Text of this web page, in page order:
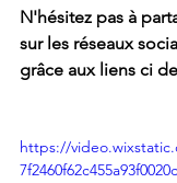
N'hésitez pas à
sur les réseaux
grâce aux liens ci
https://